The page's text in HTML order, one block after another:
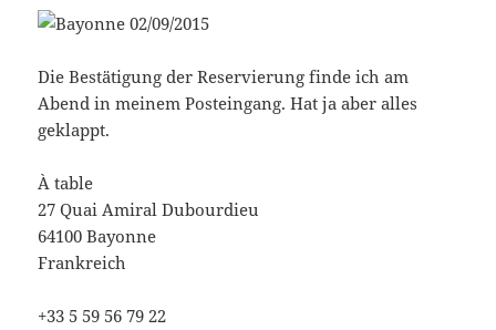
Die Bestätigung der Reservierung finde ich am
Abend in meinem Posteingang. Hat ja aber alles
geklappt.
À table
27 Quai Amiral Dubourdieu
64100 Bayonne
Frankreich
+33 5 59 56 79 22